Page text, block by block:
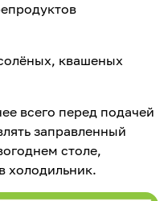
квашеных
всего перед подачей
заправленный
столе,
холодильник.